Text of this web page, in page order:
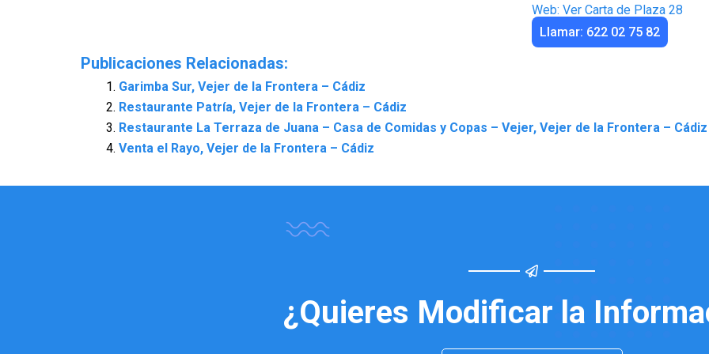
Web: Ver Carta de Plaza 28
Llamar: 622 02 75 82
Publicaciones Relacionadas:
Garimba Sur, Vejer de la Frontera – Cádiz
Restaurante Patría, Vejer de la Frontera – Cádiz
Restaurante La Terraza de Juana – Casa de Comidas y Copas – Vejer, Vejer de la Frontera – Cádiz
Venta el Rayo, Vejer de la Frontera – Cádiz
¿Quieres Modificar la